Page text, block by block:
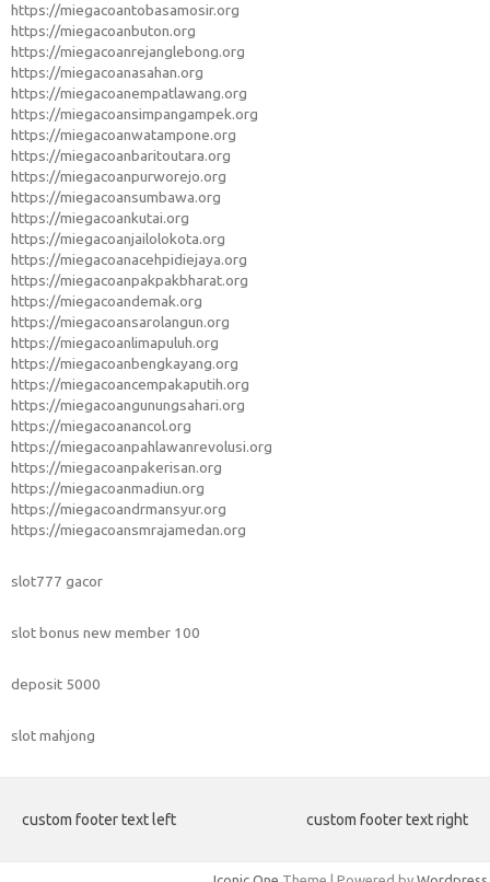
https://miegacoantobasamosir.org
https://miegacoanbuton.org
https://miegacoanrejanglebong.org
https://miegacoanasahan.org
https://miegacoanempatlawang.org
https://miegacoansimpangampek.org
https://miegacoanwatampone.org
https://miegacoanbaritoutara.org
https://miegacoanpurworejo.org
https://miegacoansumbawa.org
https://miegacoankutai.org
https://miegacoanjailolokota.org
https://miegacoanacehpidiejaya.org
https://miegacoanpakpakbharat.org
https://miegacoandemak.org
https://miegacoansarolangun.org
https://miegacoanlimapuluh.org
https://miegacoanbengkayang.org
https://miegacoancempakaputih.org
https://miegacoangunungsahari.org
https://miegacoanancol.org
https://miegacoanpahlawanrevolusi.org
https://miegacoanpakerisan.org
https://miegacoanmadiun.org
https://miegacoandrmansyur.org
https://miegacoansmrajamedan.org
slot777 gacor
slot bonus new member 100
deposit 5000
slot mahjong
custom footer text left custom footer text right